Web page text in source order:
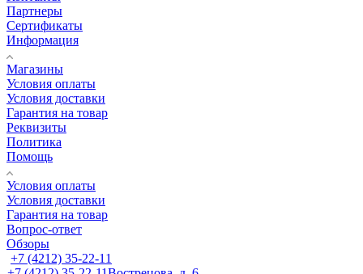
Партнеры
Сертификаты
Информация
Магазины
Условия оплаты
Условия доставки
Гарантия на товар
Реквизиты
Политика
Помощь
Условия оплаты
Условия доставки
Гарантия на товар
Вопрос-ответ
Обзоры
+7 (4212) 35-22-11